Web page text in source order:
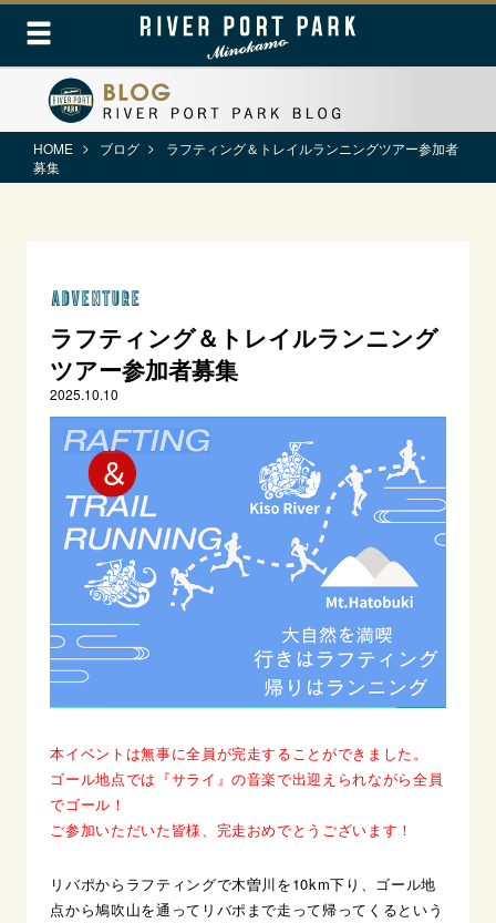
HOME ブログ
ラフティング＆トレイルランニングツアー参加者
募集
ADVENTURE
ラフティング＆トレイルランニング
ツアー参加者募集
2025.10.10
本イベントは無事に全員が完走することができました。
ゴール地点では『サライ』の音楽で出迎えられながら全員
でゴール！
ご参加いただいた皆様、完走おめでとうございます！
リバポからラフティングで木曽川を10km下り、ゴール地
点から鳩吹山を通ってリバポまで走って帰ってくるという